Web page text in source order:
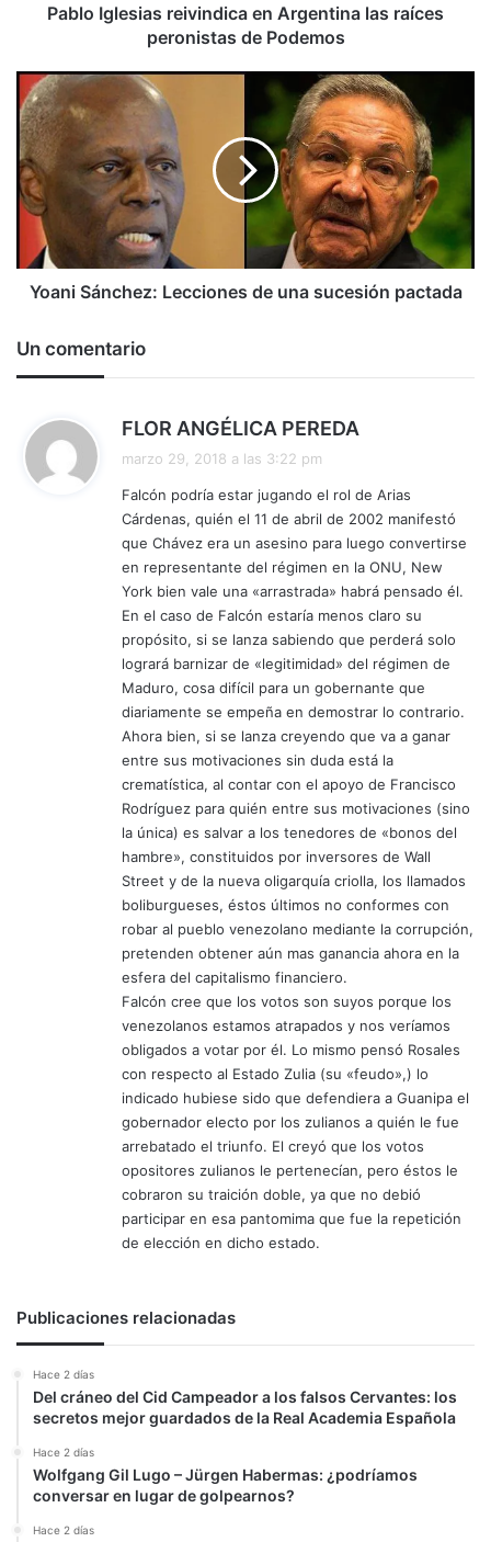
Podemos
Pablo Iglesias reivindica en Argentina las raíces
peronistas de Podemos
Yoani
Sánchez:
Lecciones
de
una
sucesión
pactada
Yoani Sánchez: Lecciones de una sucesión pactada
Un comentario
FLOR ANGÉLICA PEREDA
e
:
marzo 29, 2018 a las 3:22 pm
Falcón podría estar jugando el rol de Arias
Cárdenas, quién el 11 de abril de 2002 manifestó
que Chávez era un asesino para luego convertirse
en representante del régimen en la ONU, New
York bien vale una «arrastrada» habrá pensado él.
En el caso de Falcón estaría menos claro su
propósito, si se lanza sabiendo que perderá solo
logrará barnizar de «legitimidad» del régimen de
Maduro, cosa difícil para un gobernante que
diariamente se empeña en demostrar lo contrario.
Ahora bien, si se lanza creyendo que va a ganar
entre sus motivaciones sin duda está la
crematística, al contar con el apoyo de Francisco
Rodríguez para quién entre sus motivaciones (sino
la única) es salvar a los tenedores de «bonos del
hambre», constituidos por inversores de Wall
Street y de la nueva oligarquía criolla, los llamados
boliburgueses, éstos últimos no conformes con
robar al pueblo venezolano mediante la corrupción,
pretenden obtener aún mas ganancia ahora en la
esfera del capitalismo financiero.
Falcón cree que los votos son suyos porque los
venezolanos estamos atrapados y nos veríamos
obligados a votar por él. Lo mismo pensó Rosales
con respecto al Estado Zulia (su «feudo»,) lo
indicado hubiese sido que defendiera a Guanipa el
gobernador electo por los zulianos a quién le fue
arrebatado el triunfo. El creyó que los votos
opositores zulianos le pertenecían, pero éstos le
cobraron su traición doble, ya que no debió
participar en esa pantomima que fue la repetición
de elección en dicho estado.
Publicaciones relacionadas
Hace 2 días
Del cráneo del Cid Campeador a los falsos Cervantes: los
secretos mejor guardados de la Real Academia Española
Hace 2 días
Wolfgang Gil Lugo – Jürgen Habermas: ¿podríamos
conversar en lugar de golpearnos?
Hace 2 días